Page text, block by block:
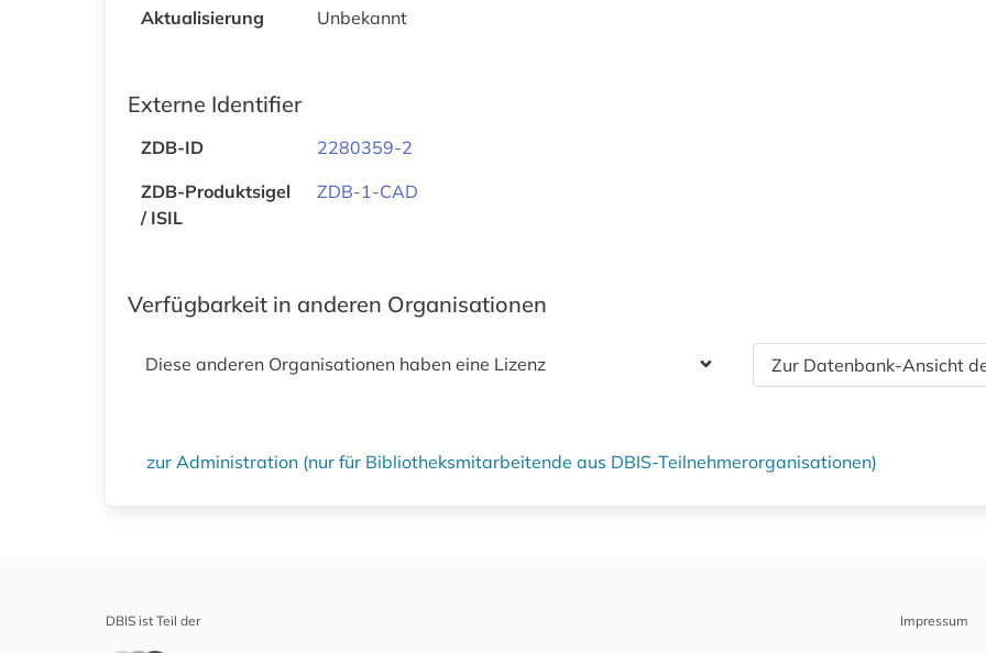
Aktualisierung Unbekannt
Externe Identifier
ZDB-ID
2280359-2
ZDB-Produktsigel
/ ISIL
ZDB-1-CAD
Verfügbarkeit in anderen Organisationen
Diese anderen Organisationen haben eine Lizenz Zur Datenbank-Ansicht
zur Administration (nur für Bibliotheksmitarbeitende aus DBIS-Teilnehmerorganisationen)
DBIS ist Teil der Impressum